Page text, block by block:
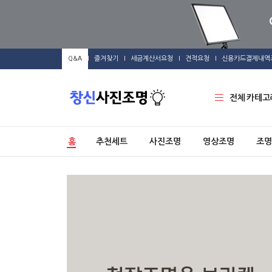
Q&A 즐겨찾기 세금계산서요청 견적요청 신용카드결제내역
전체 카테고
홈 추천세트 사진조명 영상조명 조